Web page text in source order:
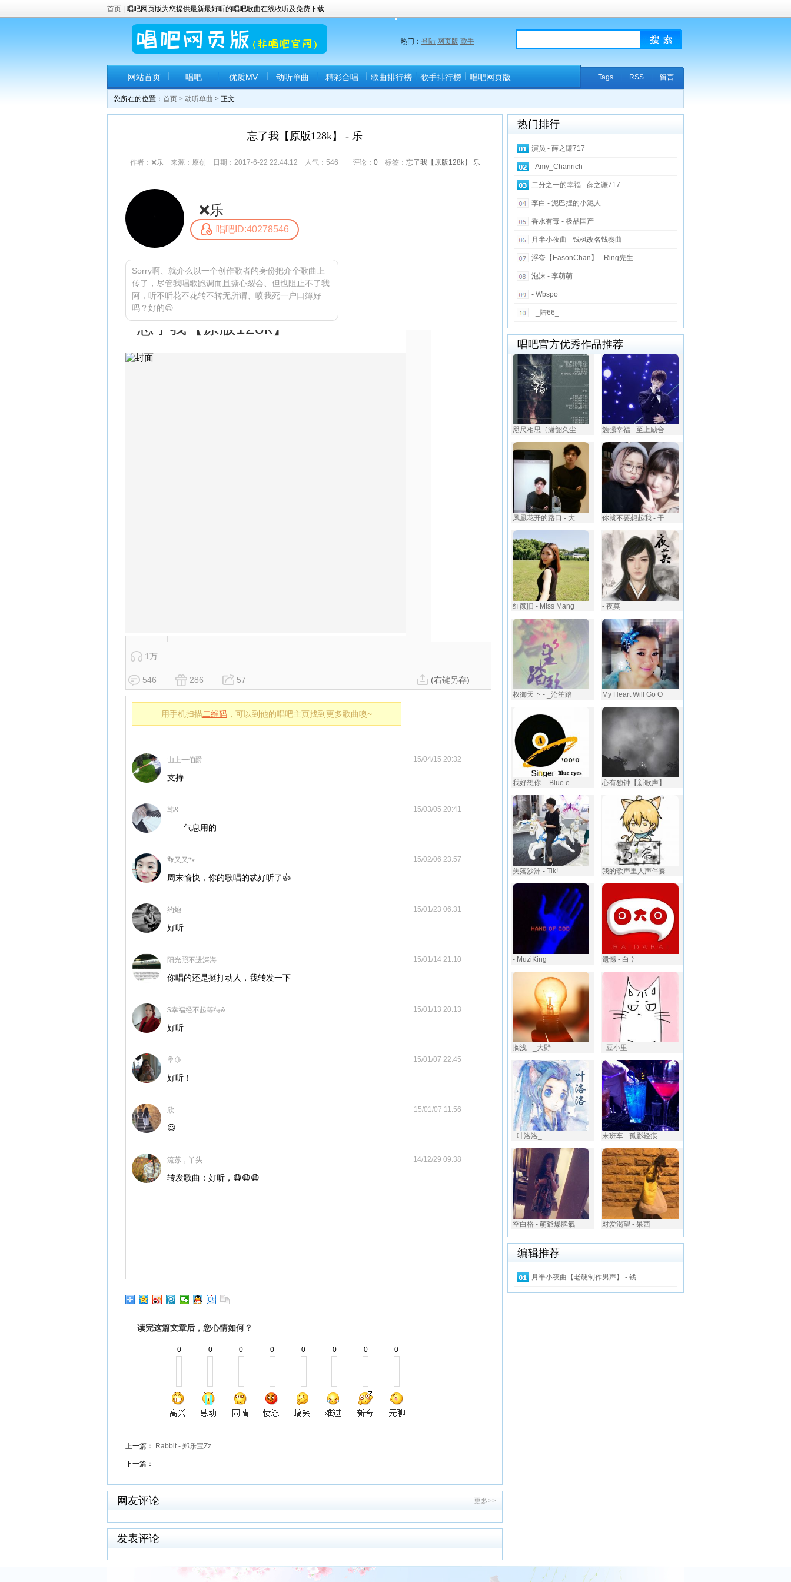
首页 | 唱吧网页版为您提供最新最好听的唱吧歌曲在线收听及免费下载
热门： 登陆 网页版 歌手
网站首页 唱吧 优质MV 动听单曲 精彩合唱 歌曲排行榜 歌手排行榜 唱吧网页版 Tags| RSS| 留言
您所在的位置： 首页 > 动听单曲 > 正文
忘了我【原版128k】 - 乐
作者：❌乐 来源：原创 日期：2017-6-22 22:44:12 人气： 546 评论： 0标签： 忘了我【原版128k】 乐
❌乐
唱吧ID:40278546
Sorry啊、就介么以一个创作歌者的身份把介个歌曲上
传了，尽管我唱歌跑调而且撕心裂会、但也阻止不了我
阿，听不听花不花转不转无所谓、喷我死一户口簿好
吗？好的😌
1万
546 286 57 (右键另存)
用手机扫描二维码 ，可以到他的唱吧主页找到更多歌曲噢~
山上一伯爵 15/04/15 20:32
支持
韩& 15/03/05 20:41
……气息用的……
👣又又🐾 15/02/06 23:57
周末愉快，你的歌唱的忒好听了👍
约炮 . 15/01/23 06:31
好听
阳光照不进深海 15/01/14 21:10
你唱的还是挺打动人，我转发一下
$幸福经不起等待& 15/01/13 20:13
好听
🍭🍋 15/01/07 22:45
好听！
‭‭‭‭‭欣 15/01/07 11:56
😃
流苏，丫头 14/12/29 09:38
转发歌曲：好听，😷😷😷
读完这篇文章后，您心情如何？
0 0 0 0 0 0 0 0
上一篇： Rabbit - 郑乐宝Zz
下一篇： -
更多>>
网友评论
发表评论
热门排行
演员 - 薛之谦717
- Amy_Chanrich
二分之一的幸福 - 薛之谦717
李白 - 泥巴捏的小泥人
香水有毒 - 极品国产
月半小夜曲 - 钱枫改名钱奏曲
浮夸【EasonChan】 - Ring先生
泡沫 - 李萌萌
- Wbspo
- _陆66_
唱吧官方优秀作品推荐
咫尺相思（潇韶久尘 勉强幸福 - 至上励合
凤凰花开的路口 - 大 你就不要想起我 - 干
红颜旧 - Miss Mang - 夜莫_
权御天下 - _沧笙踏 My Heart Will Go O
我好想你 - -Blue e 心有独钟【新歌声】
失落沙洲 - Tik! 我的歌声里人声伴奏
- MuziKing 遗憾 - 白 冫
搁浅 - _大野 - 豆小里️
- 叶洛洛_ 末班车 - 孤影轻痕
空白格 - 萌爺爆脾氣 对爱渴望 - ⁪呆西
编辑推荐
月半小夜曲【老硬制作男声】 - 钱…